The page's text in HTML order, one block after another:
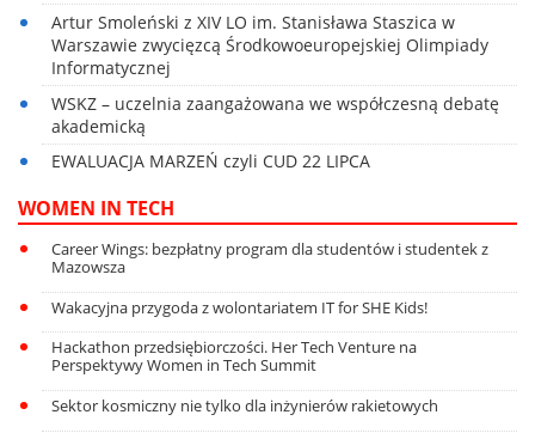
Artur Smoleński z XIV LO im. Stanisława Staszica w
Warszawie zwycięzcą Środkowoeuropejskiej Olimpiady
Informatycznej
WSKZ – uczelnia zaangażowana we współczesną debatę
akademicką
EWALUACJA MARZEŃ czyli CUD 22 LIPCA
WOMEN IN TECH
Career Wings: bezpłatny program dla studentów i studentek z
Mazowsza
Wakacyjna przygoda z wolontariatem IT for SHE Kids!
Hackathon przedsiębiorczości. Her Tech Venture na
Perspektywy Women in Tech Summit
Sektor kosmiczny nie tylko dla inżynierów rakietowych